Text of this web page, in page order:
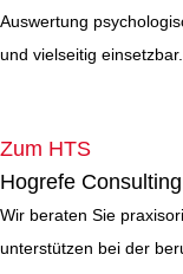
Auswertung
und vielseitig einsetzbar.
Zum HTS
Hogrefe Consulting
Wir beraten Sie
unterstützen bei der